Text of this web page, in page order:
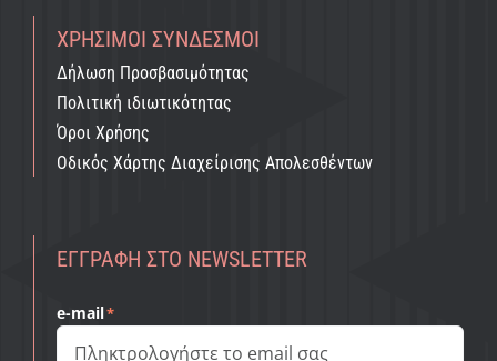
ΧΡΉΣΙΜΟΙ ΣΎΝΔΕΣΜΟΙ
Δήλωση Προσβασιμότητας
Πολιτική ιδιωτικότητας
Όροι Χρήσης
Οδικός Χάρτης Διαχείρισης Απολεσθέντων
ΕΓΓΡΑΦΉ ΣΤΟ NEWSLETTER
e-mail*